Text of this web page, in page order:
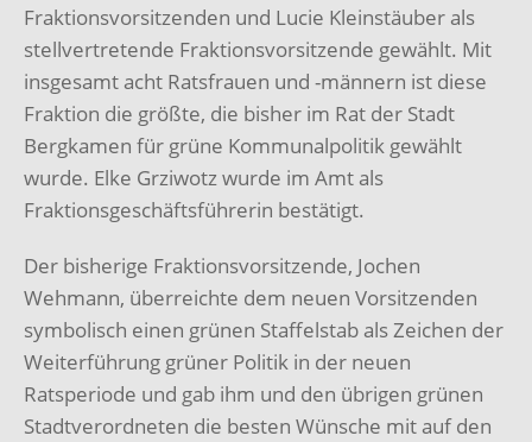
Fraktionsvorsitzenden und Lucie Kleinstäuber als
stellvertretende Fraktionsvorsitzende gewählt. Mit
insgesamt acht Ratsfrauen und -männern ist diese
Fraktion die größte, die bisher im Rat der Stadt
Bergkamen für grüne Kommunalpolitik gewählt
wurde. Elke Grziwotz wurde im Amt als
Fraktionsgeschäftsführerin bestätigt.
Der bisherige Fraktionsvorsitzende, Jochen
Wehmann, überreichte dem neuen Vorsitzenden
symbolisch einen grünen Staffelstab als Zeichen der
Weiterführung grüner Politik in der neuen
Ratsperiode und gab ihm und den übrigen grünen
Stadtverordneten die besten Wünsche mit auf den